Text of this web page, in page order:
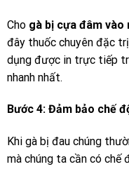
Cho gà bị cựa đâm vào
đây thuốc chuyên đặc
dụng được in trực tiếp
nhanh nhất.
Bước 4: Đảm bảo chế
Khi gà bị đau chúng
mà chúng ta cần có chế